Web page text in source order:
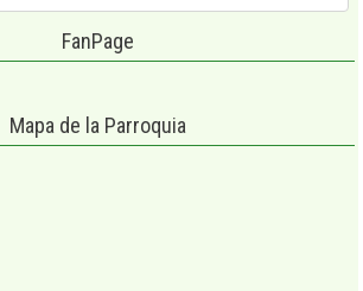
FanPage
Mapa de la Parroquia